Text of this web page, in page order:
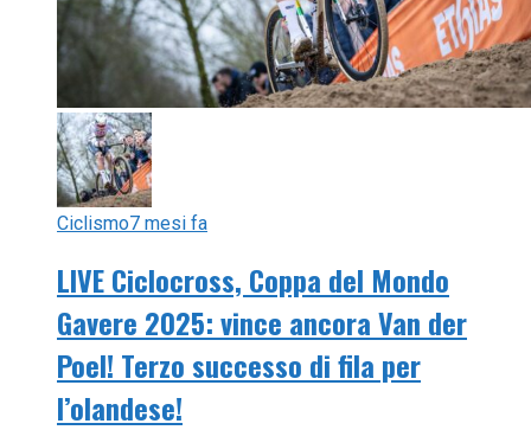
Ciclismo7 mesi fa
LIVE Ciclocross, Coppa del Mondo
Gavere 2025: vince ancora Van der
Poel! Terzo successo di fila per
l’olandese!